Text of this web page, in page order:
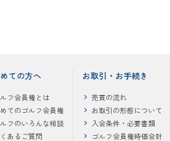
ての方へ
フ会員権とは
てのゴルフ会員権
フのいろんな相談
あるご質問
お取引・お手続き
売買の流れ
お取引の形態について
入会条件・必要書類
ゴルフ会員権時価会計